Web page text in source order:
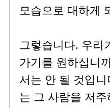
모습으로 대하게
그렇습니다. 우리
가기를 원하십니
서는 안 될 것입
는 그 사람을 저